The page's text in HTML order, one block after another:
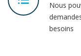
Nous
besoins